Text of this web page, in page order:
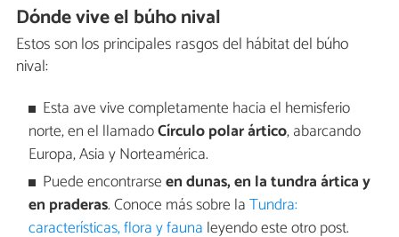
Dónde vive el búho nival
Estos son los principales rasgos del hábitat del búho
nival:
Esta ave vive completamente hacia el hemisferio
norte, en el llamadoCírculo polar ártico, abarcando
Europa, Asia y Norteamérica.
Puede encontrarseen dunas, en la tundra ártica y
en praderas. Conoce más sobre laTundra:
características, flora y fauna leyendo este otro post.